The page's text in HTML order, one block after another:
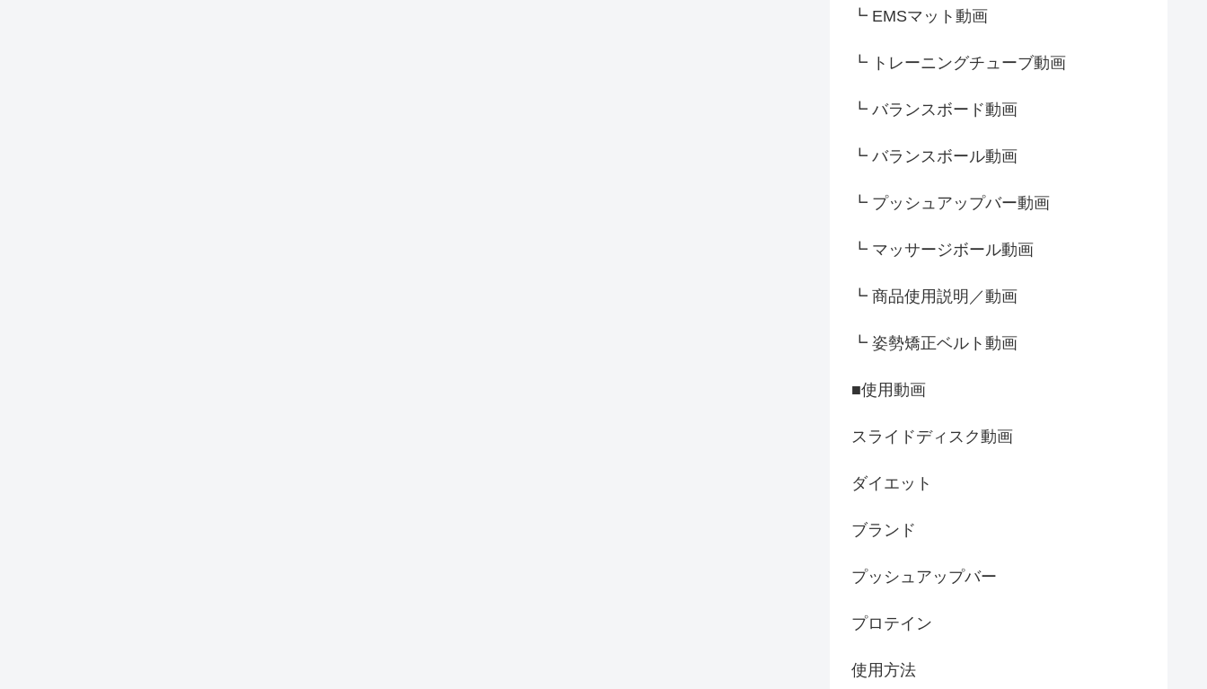
┗ EMSマット動画
┗ トレーニングチューブ動画
┗ バランスボード動画
┗ バランスボール動画
┗ プッシュアップバー動画
┗ マッサージボール動画
┗ 商品使用説明／動画
┗ 姿勢矯正ベルト動画
■使用動画
スライドディスク動画
ダイエット
ブランド
プッシュアップバー
プロテイン
使用方法